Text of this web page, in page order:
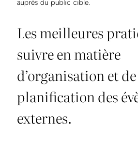
auprès du public cible.
Les meilleures
suivre en matière
d’organisation et de
planification des
externes.